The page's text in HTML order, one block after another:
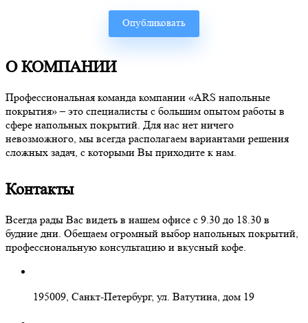
О КОМПАНИИ
Профессиональная команда компании «ARS напольные
покрытия» – это специалисты с большим опытом работы в
сфере напольных покрытий. Для нас нет ничего
невозможного, мы всегда располагаем вариантами решения
сложных задач, с которыми Вы приходите к нам.
Контакты
Всегда рады Вас видеть в нашем офисе с 9.30 до 18.30 в
будние дни. Обещаем огромный выбор напольных покрытий,
профессиональную консультацию и вкусный кофе.
195009, Санкт-Петербург, ул. Ватутина, дом 19